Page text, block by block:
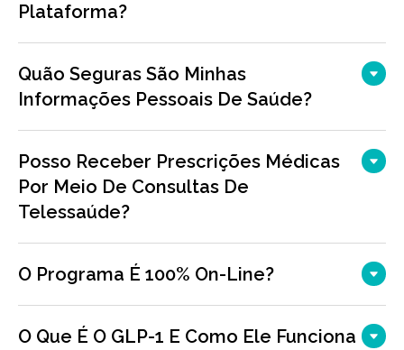
Plataforma?
Quão Seguras São Minhas
Informações Pessoais De Saúde?
Posso Receber Prescrições Médicas
Por Meio De Consultas De
Telessaúde?
O Programa É 100% On-Line?
O Que É O GLP-1 E Como Ele Funciona